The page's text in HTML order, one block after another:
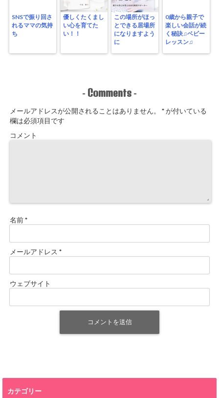
SNSで振り回さ
れるママの気持
ち
優しくたくまし
い心を育てた
い！！
この場所がほっ
とできる居場所
になりますよう
に
0歳から親子で
楽しい会話が続
く秘訣♫ベビー
レッスン♫
- Comments -
メールアドレスが公開されることはありません。 *が付いている
欄は必須項目です
コメント
名前*
メールアドレス *
ウェブサイト
カテゴリー